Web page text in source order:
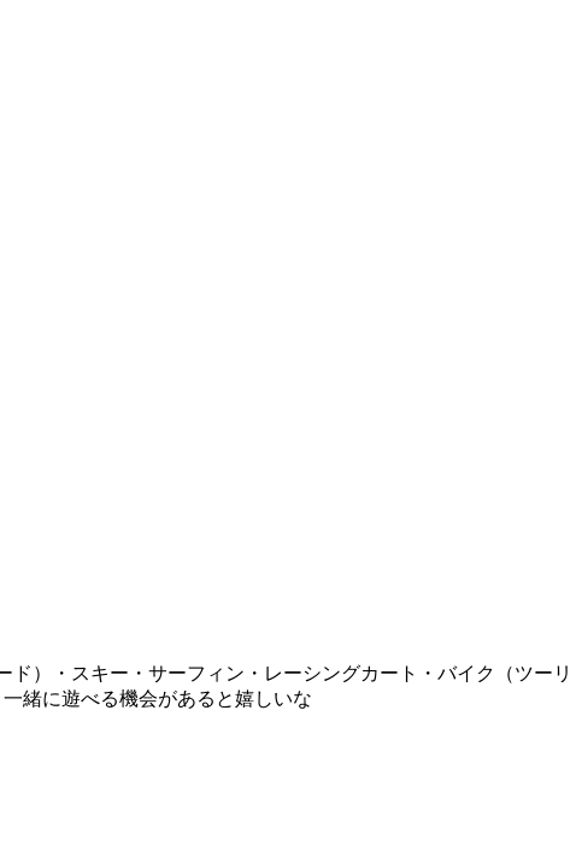
）・スキー・サーフィン・レーシングカート・バイク（ツーリ
緒に遊べる機会があると嬉しいな